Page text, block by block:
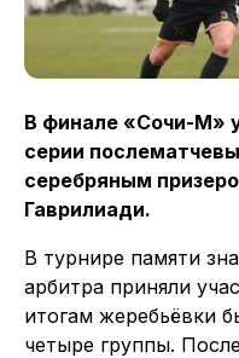
В финале «Сочи-М»
серии
серебряным
Гаврилиади.
В турнире памяти
арбитра приняли
итогам жеребьёвки
четыре группы.